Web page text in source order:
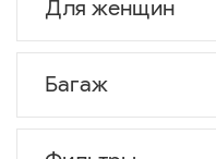
Для женщин
Багаж